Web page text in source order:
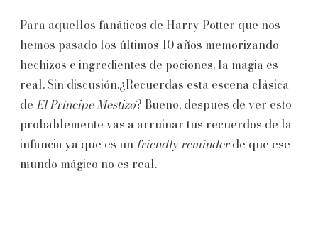
Para aquellos fanáticos de Harry Potter que nos
hemos pasado los últimos 10 años memorizando
hechizos e ingredientes de pociones, la magia es
real. Sin discusión.¿Recuerdas esta escena clásica
de El Príncipe Mestizo? Bueno, después de ver esto
probablemente vas a arruinar tus recuerdos de la
infancia ya que es un friendly reminderde que ese
mundo mágico no es real.